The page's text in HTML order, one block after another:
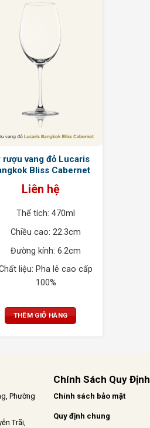
rượu vang đỏ Lucaris
Bliss Cabernet
Liên hệ
Thể tích: 470ml
Chiều cao: 22.3cm
Đường kính: 6.2cm
liệu: Pha lê cao cấp
100%
THÊM GIỎ HÀNG
Phường
Trãi,
Chính Sách Quy Định
Chính sách bảo mật
Quy định chung